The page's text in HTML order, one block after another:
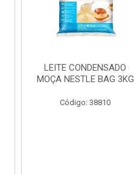
LEITE CONDENSADO
MOÇA NESTLE BAG 3KG
Código: 38810